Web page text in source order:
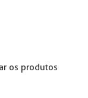
os produtos